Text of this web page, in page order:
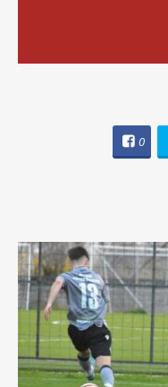
0